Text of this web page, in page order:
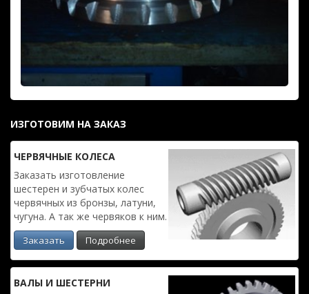
ИЗГОТОВИМ НА ЗАКАЗ
ЧЕРВЯЧ­НЫЕ КОЛЕСА
Заказать изготовле­ние
шестерен и зубчатых колес
червяч­ных из бронзы, латуни,
чугуна. А так же червяков к ним.
Заказать Подробнее
ВАЛЫ И ШЕСТЕРНИ